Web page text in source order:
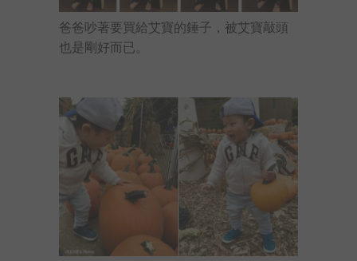
爸爸吵著要買給艾寶的錘子，被艾寶敲頭
也是剛好而已。